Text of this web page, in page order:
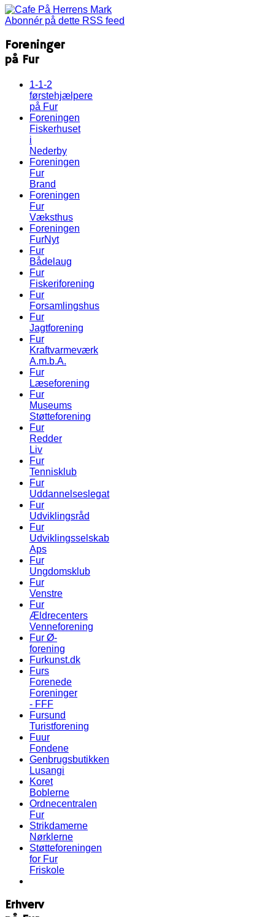
Abonnér på dette RSS feed
Foreninger
på Fur
1-1-2
førstehjælpere
på Fur
Foreningen
Fiskerhuset
i
Nederby
Foreningen
Fur
Brand
Foreningen
Fur
Væksthus
Foreningen
FurNyt
Fur
Bådelaug
Fur
Fiskeriforening
Fur
Forsamlingshus
Fur
Jagtforening
Fur
Kraftvarmeværk
A.m.b.A.
Fur
Læseforening
Fur
Museums
Støtteforening
Fur
Redder
Liv
Fur
Tennisklub
Fur
Uddannelseslegat
Fur
Udviklingsråd
Fur
Udviklingsselskab
Aps
Fur
Ungdomsklub
Fur
Venstre
Fur
Ældrecenters
Venneforening
Fur Ø-
forening
Furkunst.dk
Furs
Forenede
Foreninger
- FFF
Fursund
Turistforening
Fuur
Fondene
Genbrugsbutikken
Lusangi
Koret
Boblerne
Ordnecentralen
Fur
Strikdamerne
Nørklerne
Støtteforeningen
for Fur
Friskole
Erhverv